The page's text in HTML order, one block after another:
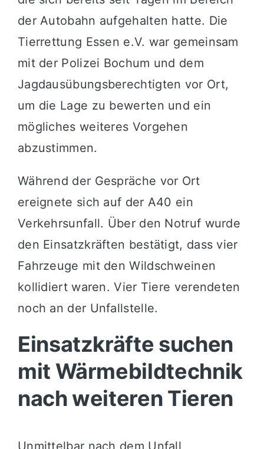
der Autobahn aufgehalten hatte. Die
Tierrettung Essen e.V. war gemeinsam
mit der Polizei Bochum und dem
Jagdausübungsberechtigten vor Ort,
um die Lage zu bewerten und ein
mögliches weiteres Vorgehen
abzustimmen.
Während der Gespräche vor Ort
ereignete sich auf der A40 ein
Verkehrsunfall. Über den Notruf wurde
den Einsatzkräften bestätigt, dass vier
Fahrzeuge mit den Wildschweinen
kollidiert waren. Vier Tiere verendeten
noch an der Unfallstelle.
Einsatzkräfte suchen
mit Wärmebildtechnik
nach weiteren Tieren
Unmittelbar nach dem Unfall